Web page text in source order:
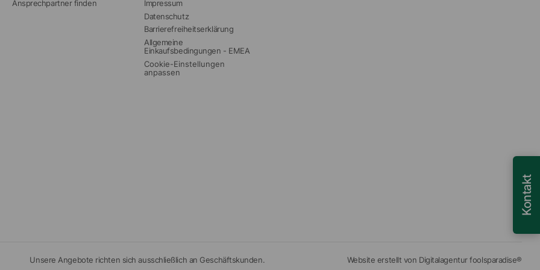
Ansprechpartner finden
Impressum
Datenschutz
Barrierefreiheitserklärung
Allgemeine
Einkaufsbedingungen - EMEA
Cookie-Einstellungen
anpassen
Unsere Angebote richten sich ausschließlich an Geschäftskunden. Website erstellt von Digitalagentur foolsparadise®
Kontakt